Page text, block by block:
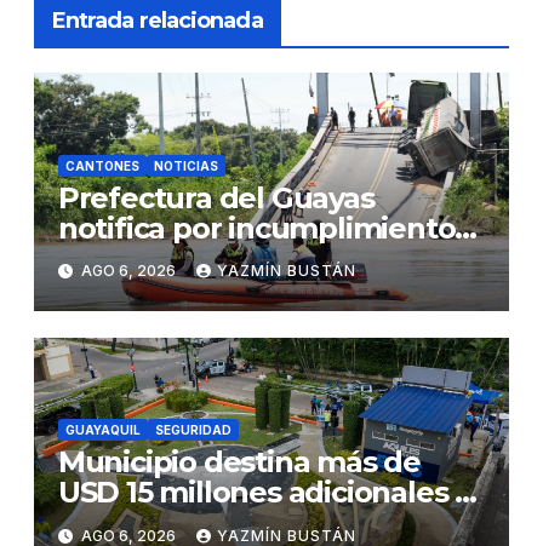
Entrada relacionada
CANTONES NOTICIAS
Prefectura del Guayas
notifica por incumplimiento
contractual a la Concesionaria
CONORTE y exige celeridad
en desmontaje del puente
Gonzalo Icaza Cornejo, en
Daule
AGO 6, 2026 YAZMÍN BUSTÁN
GUAYAQUIL SEGURIDAD
Municipio destina más de
USD 15 millones adicionales a
SEGURA EP para fortalecer la
AGO 6, 2026 YAZMÍN BUSTÁN